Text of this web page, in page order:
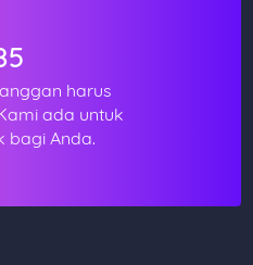
harus
ada untuk
bagi Anda.